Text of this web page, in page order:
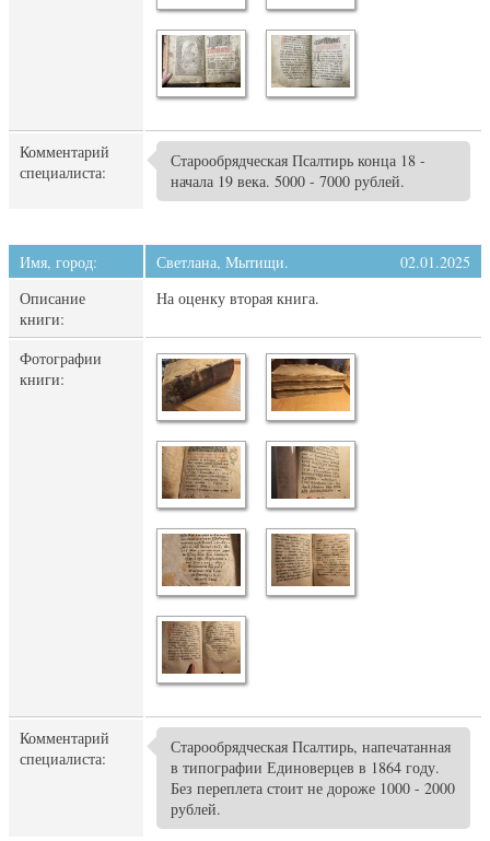
Комментарий
специалиста:
Старообрядческая Псалтирь конца 18 -
начала 19 века. 5000 - 7000 рублей.
Имя, город: Светлана, Мытищи.
02.01.2025
Описание
книги:
На оценку вторая книга.
Фотографии
книги:
Комментарий
специалиста:
Старообрядческая Псалтирь, напечатанная
в типографии Единоверцев в 1864 году.
Без переплета стоит не дороже 1000 - 2000
рублей.